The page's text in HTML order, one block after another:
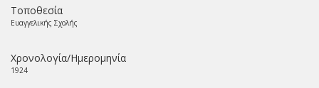
Τοποθεσία
Ευαγγελικής Σχολής
Χρονολογία/Ημερομηνία
1924